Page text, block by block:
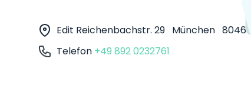
Edit Reichenbachstr. 29 München 80469
Telefon +49 892 0232761